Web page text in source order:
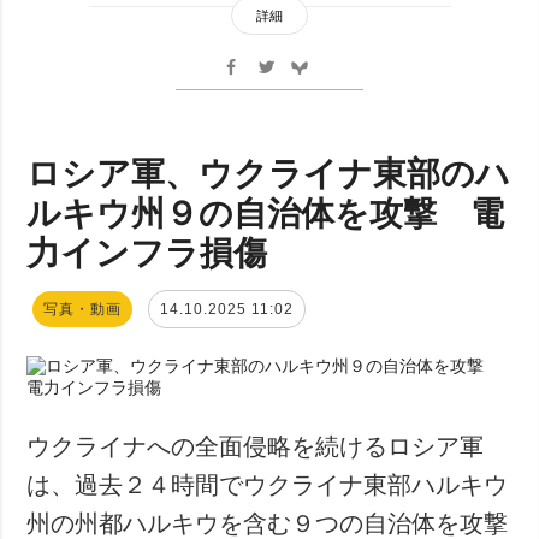
詳細
ロシア軍、ウクライナ東部のハ
ルキウ州９の自治体を攻撃 電
力インフラ損傷
写真・動画 14.10.2025 11:02
ウクライナへの全面侵略を続けるロシア軍
は、過去２４時間でウクライナ東部ハルキウ
州の州都ハルキウを含む９つの自治体を攻撃